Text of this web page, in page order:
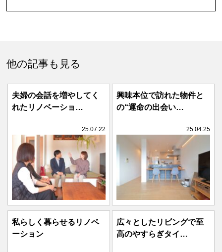
他の記事も見る
夫婦の会話を増やしてく
れたリノベーショ…
25.07.22
興味本位で訪れた物件と
の“運命の出会い…
25.04.25
私らしく暮らせるリノベ
ーション
広々としたリビングで至
高のやすらぎタイ…